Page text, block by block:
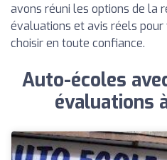
avons réuni les options de la
évaluations et avis réels
choisir en toute confiance.
Auto-écoles
évaluations